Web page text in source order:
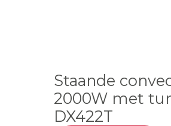
Staande
2000W met
DX422T